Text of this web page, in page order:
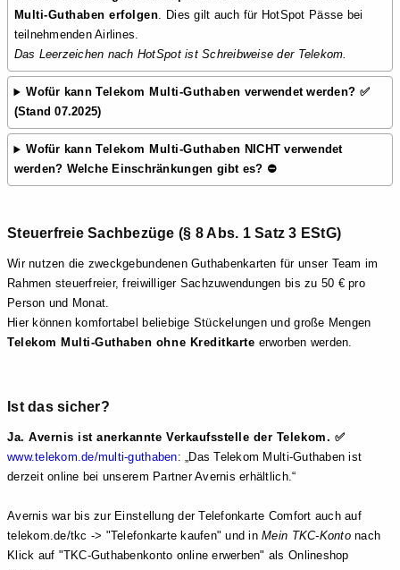
Multi-Guthaben erfolgen. Dies gilt auch für HotSpot Pässe bei
teilnehmenden Airlines.
Das Leerzeichen nach HotSpot ist Schreibweise der Telekom.
Wofür kannTelekom Multi-Guthaben verwendet werden? ✅
(Stand 07.2025)
Wofür kannTelekom Multi-Guthaben NICHT verwendet
werden? Welche Einschränkungen gibt es? ⛔
Steuerfreie Sachbezüge (§ 8 Abs. 1 Satz 3 EStG)
Wir nutzen die zweckgebundenen Guthabenkarten für unser Team im
Rahmen steuerfreier, freiwilliger Sachzuwendungen bis zu 50 € pro
Person und Monat.
Hier können komfortabel beliebige Stückelungen und große Mengen
Telekom Multi-Guthaben ohne Kreditkarte erworben werden.
Ist das sicher?
Ja. Avernis ist anerkannte Verkaufsstelle der Telekom. ✅
www.telekom.de/multi-guthaben: Das Telekom Multi-Guthaben ist
derzeit online bei unserem Partner Avernis erhältlich.
Avernis war bis zur Einstellung der Telefonkarte Comfort auch auf
telekom.de/tkc -> "Telefonkarte kaufen" und inMein TKC-Kontonach
Klick auf "TKC-Guthabenkonto online erwerben" als Onlineshop